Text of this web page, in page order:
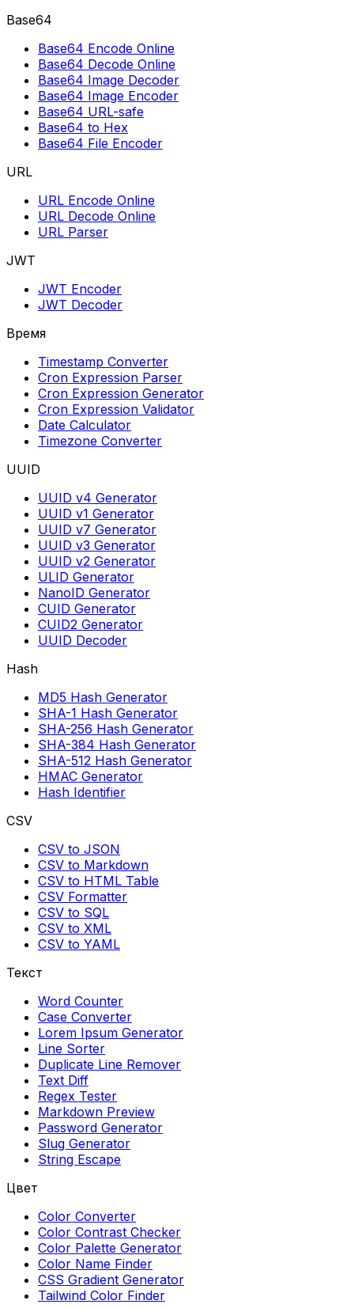
Base64
Base64 Encode Online
Base64 Decode Online
Base64 Image Decoder
Base64 Image Encoder
Base64 URL-safe
Base64 to Hex
Base64 File Encoder
URL
URL Encode Online
URL Decode Online
URL Parser
JWT
JWT Encoder
JWT Decoder
Время
Timestamp Converter
Cron Expression Parser
Cron Expression Generator
Cron Expression Validator
Date Calculator
Timezone Converter
UUID
UUID v4 Generator
UUID v1 Generator
UUID v7 Generator
UUID v3 Generator
UUID v2 Generator
ULID Generator
NanoID Generator
CUID Generator
CUID2 Generator
UUID Decoder
Hash
MD5 Hash Generator
SHA-1 Hash Generator
SHA-256 Hash Generator
SHA-384 Hash Generator
SHA-512 Hash Generator
HMAC Generator
Hash Identifier
CSV
CSV to JSON
CSV to Markdown
CSV to HTML Table
CSV Formatter
CSV to SQL
CSV to XML
CSV to YAML
Текст
Word Counter
Case Converter
Lorem Ipsum Generator
Line Sorter
Duplicate Line Remover
Text Diff
Regex Tester
Markdown Preview
Password Generator
Slug Generator
String Escape
Цвет
Color Converter
Color Contrast Checker
Color Palette Generator
Color Name Finder
CSS Gradient Generator
Tailwind Color Finder